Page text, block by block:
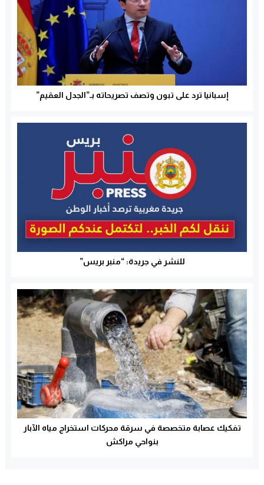
إسبانيا ترد على تبون وتصف تصريحاته بـ”الجدل العقيم”
للنشر في جريدة: “منبر بريس”
تفكيك عصابة متخصصة في سرقة محركات استخراج مياه الآبار
بنواحي مراكش